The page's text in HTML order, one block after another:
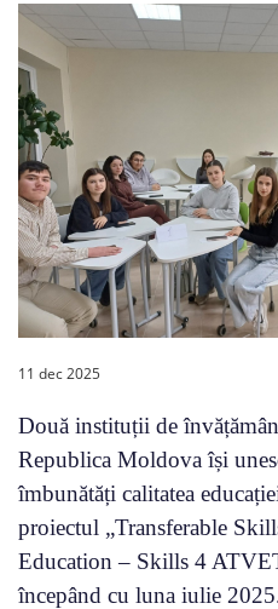
11 dec 2025
Două instituții de
Republica Moldova își
îmbunătăți calitatea
proiectul „Transferable
Education – Skills 4
începând cu luna iulie